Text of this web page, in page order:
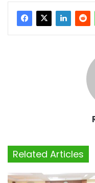
Related Articles